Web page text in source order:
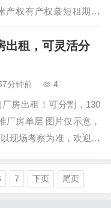
产权有产权蕞短租期一
，研发仓储加工办公等
可协助办理环评【地
层高 4.5 米，丙类消防
【层高】4.5 米 租金】
出租，可灵活分
分钟前 4
房出租！可分割，130
厂房单层 图片仅示意，
现场考察为准，欢迎预
项目亮点 交通方便 有办
钢构厂房出租！可分割
路，交通方便，有航
7 下页 尾页